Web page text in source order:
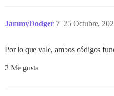
JammyDodger 25 Octubre,
7
Por lo que vale, ambos códigos
2 Me gusta